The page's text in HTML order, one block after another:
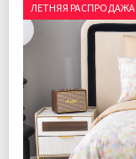
ЛЕТНЯЯ РАСПРОДАЖА